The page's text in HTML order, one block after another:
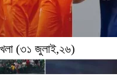
(৩১ জুলাই,২৬)